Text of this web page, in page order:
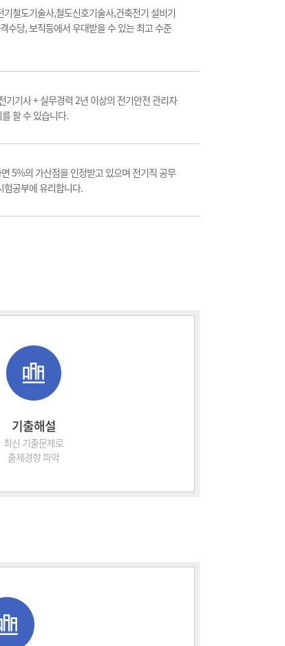
철도기술사,철도신호기술사,건축전기 설비기
수당, 보직등에서 우대받을 수 있는 최고 수준
기기사 + 실무경력 2년 이상의 전기안전 관리자
할 수 있습니다.
5%의 가산점을 인정받고 있으며 전기직 공무
험공부에 유리합니다.
기출해설
최신 기출문제로
출제경향 파악